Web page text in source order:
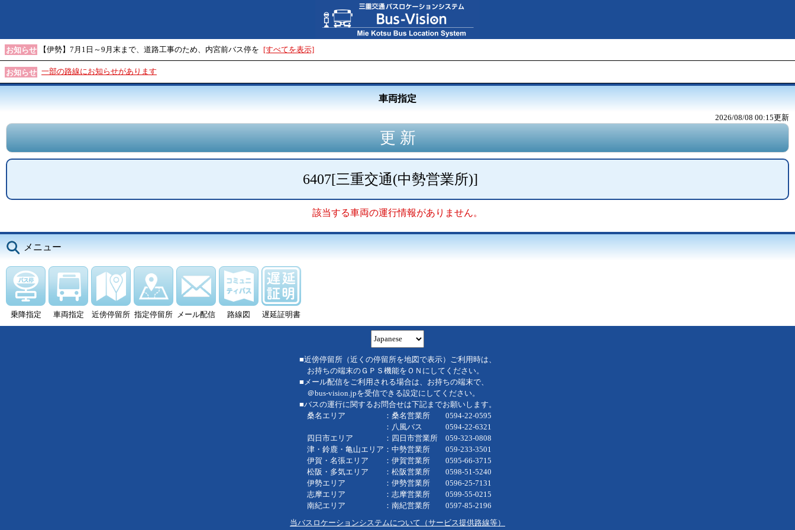
お知らせ 【伊勢】7月1日～9月末まで、道路工事のため、内宮前バス停を [すべてを表示]
お知らせ 一部の路線にお知らせがあります
車両指定
2026/08/08 00:15更新
6407[三重交通(中勢営業所)]
該当する車両の運行情報がありません。
メニュー
乗降指定 車両指定 近傍停留所 指定停留所 メール配信 路線図 遅延証明書
■近傍停留所（近くの停留所を地図で表示）ご利用時は、
お持ちの端末のＧＰＳ機能をＯＮにしてください。
■メール配信をご利用される場合は、お持ちの端末で、
＠bus-vision.jpを受信できる設定にしてください。
■バスの運行に関するお問合せは下記までお願いします。
桑名エリア ：桑名営業所 0594-22-0595
：八風バス 0594-22-6321
四日市エリア ：四日市営業所 059-323-0808
津・鈴鹿・亀山エリア：中勢営業所 059-233-3501
伊賀・名張エリア ：伊賀営業所 0595-66-3715
松阪・多気エリア ：松阪営業所 0598-51-5240
伊勢エリア ：伊勢営業所 0596-25-7131
志摩エリア ：志摩営業所 0599-55-0215
南紀エリア ：南紀営業所 0597-85-2196
当バスロケーションシステムについて（サービス提供路線等）